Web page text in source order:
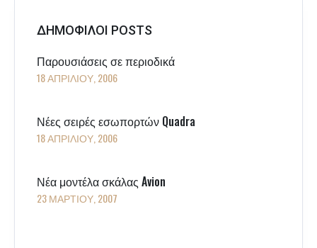
ΔΗΜΟΦΙΛΟΙ POSTS
Παρουσιάσεις σε περιοδικά
18 ΑΠΡΙΛΊΟΥ, 2006
Νέες σειρές εσωπορτών Quadra
18 ΑΠΡΙΛΊΟΥ, 2006
Νέα μοντέλα σκάλας Avion
23 ΜΑΡΤΊΟΥ, 2007